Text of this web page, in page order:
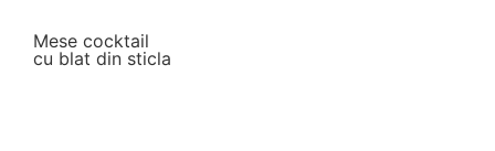
Mese cocktail
cu blat din sticla